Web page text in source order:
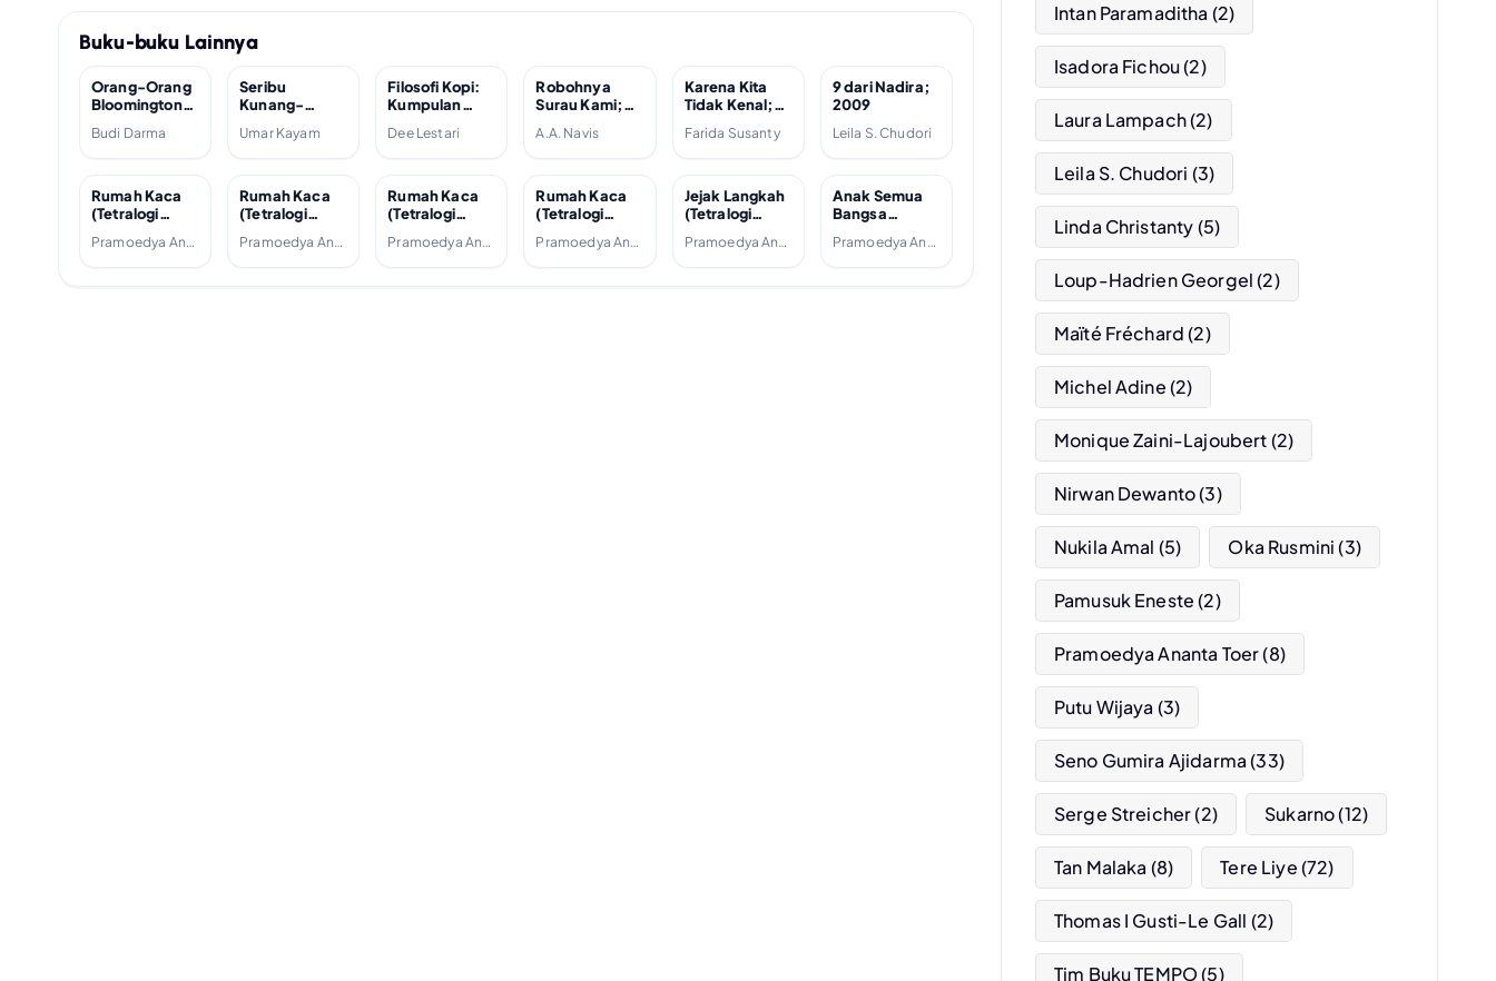
Buku-buku Lainnya
Orang-Orang
Bloomington;
Budi Darma
Seribu
Kunang-
Manhattan;
2007
Umar Kayam
Filosofi Kopi:
Kumpulan
Prosa Satu
Dekade; 2012
Dee Lestari
Robohnya
Surau Kami;
A.A. Navis
Karena Kita
Tidak Kenal;
Farida Susanty
9 dari Nadira;
2009
Leila S. Chudori
Rumah Kaca
(Tetralogi
1988
Pramoedya Ananta Toer
Rumah Kaca
(Tetralogi
1988
Pramoedya Ananta Toer
Rumah Kaca
(Tetralogi
2001
Pramoedya Ananta Toer
Rumah Kaca
(Tetralogi
1988
Pramoedya Ananta Toer
Jejak Langkah
(Tetralogi
2007
Pramoedya Ananta Toer
Anak Semua
Bangsa
Buru, #2);
1981
Pramoedya Ananta Toer
Intan Paramaditha (2)
Isadora Fichou(2)
Laura Lampach(2)
Leila S. Chudori (3)
Linda Christanty(5)
Loup-Hadrien Georgel(2)
Maïté Fréchard(2)
Michel Adine(2)
Monique Zaini-Lajoubert(2)
Nirwan Dewanto(3)
Nukila Amal (5) Oka Rusmini(3)
Pamusuk Eneste(2)
Pramoedya Ananta Toer(8)
Putu Wijaya (3)
Seno Gumira Ajidarma(33)
Serge Streicher(2) Sukarno(12)
Tan Malaka (8) Tere Liye(72)
Thomas I Gusti-Le Gall (2)
Tim Buku TEMPO(5)